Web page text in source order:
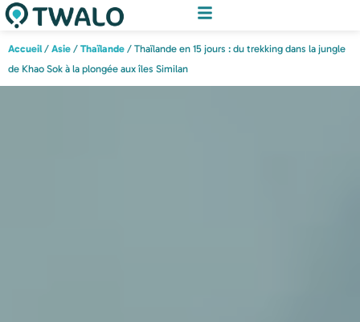
Accueil/ Asie / Thaïlande / Thaïlande en 15 jours : du trekking dans la jungle
de Khao Sok à la plongée aux îles Similan